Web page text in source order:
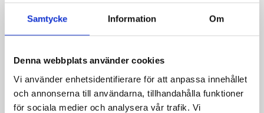
Samtycke Information Om
Denna webbplats använder cookies
Vi använder enhetsidentifierare för att anpassa innehållet
och annonserna till användarna, tillhandahålla funktioner
för sociala medier och analysera vår trafik. Vi
stekta äppelskivor,
rinnande honung och
valnötter
mandelmassa